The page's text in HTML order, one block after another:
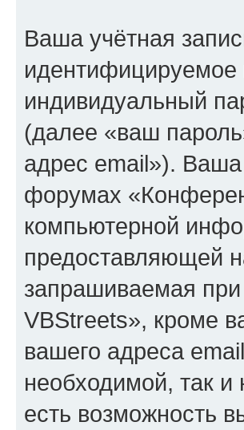
Ваша учётная
индивидуальный
(далее «ваш
адрес email»).
форумах
компьютерной
предоставляющей
запрашиваемая
VBStreets», кроме
вашего адреса
необходимой, так и
есть возможность